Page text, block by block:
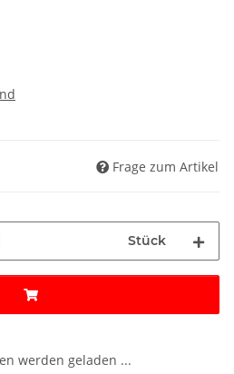
Frage zum Artikel
Stück
werden geladen ...